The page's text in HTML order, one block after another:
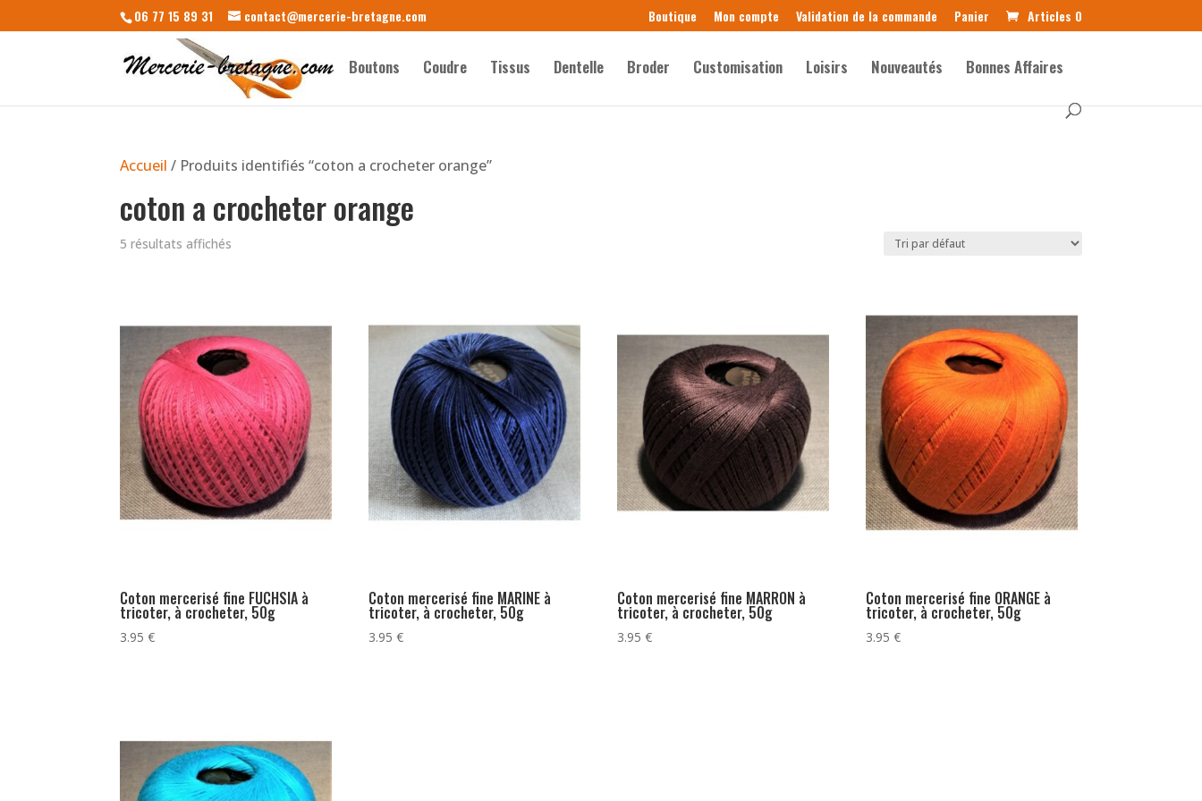
06 77 15 89 31 contact@mercerie-bretagne.com Boutique Mon compte Validation de la commande Panier Articles 0
Boutons Coudre Tissus Dentelle Broder Customisation Loisirs Nouveautés Bonnes Affaires
Accueil / Produits identifiés “coton a crocheter orange”
coton a crocheter orange
5 résultats affichés
Coton mercerisé fine FUCHSIA à
tricoter, à crocheter, 50g
3.95€
Coton mercerisé fine MARINE à
tricoter, à crocheter, 50g
3.95€
Coton mercerisé fine MARRON à
tricoter, à crocheter, 50g
3.95€
Coton mercerisé fine ORANGE à
tricoter, à crocheter, 50g
3.95€